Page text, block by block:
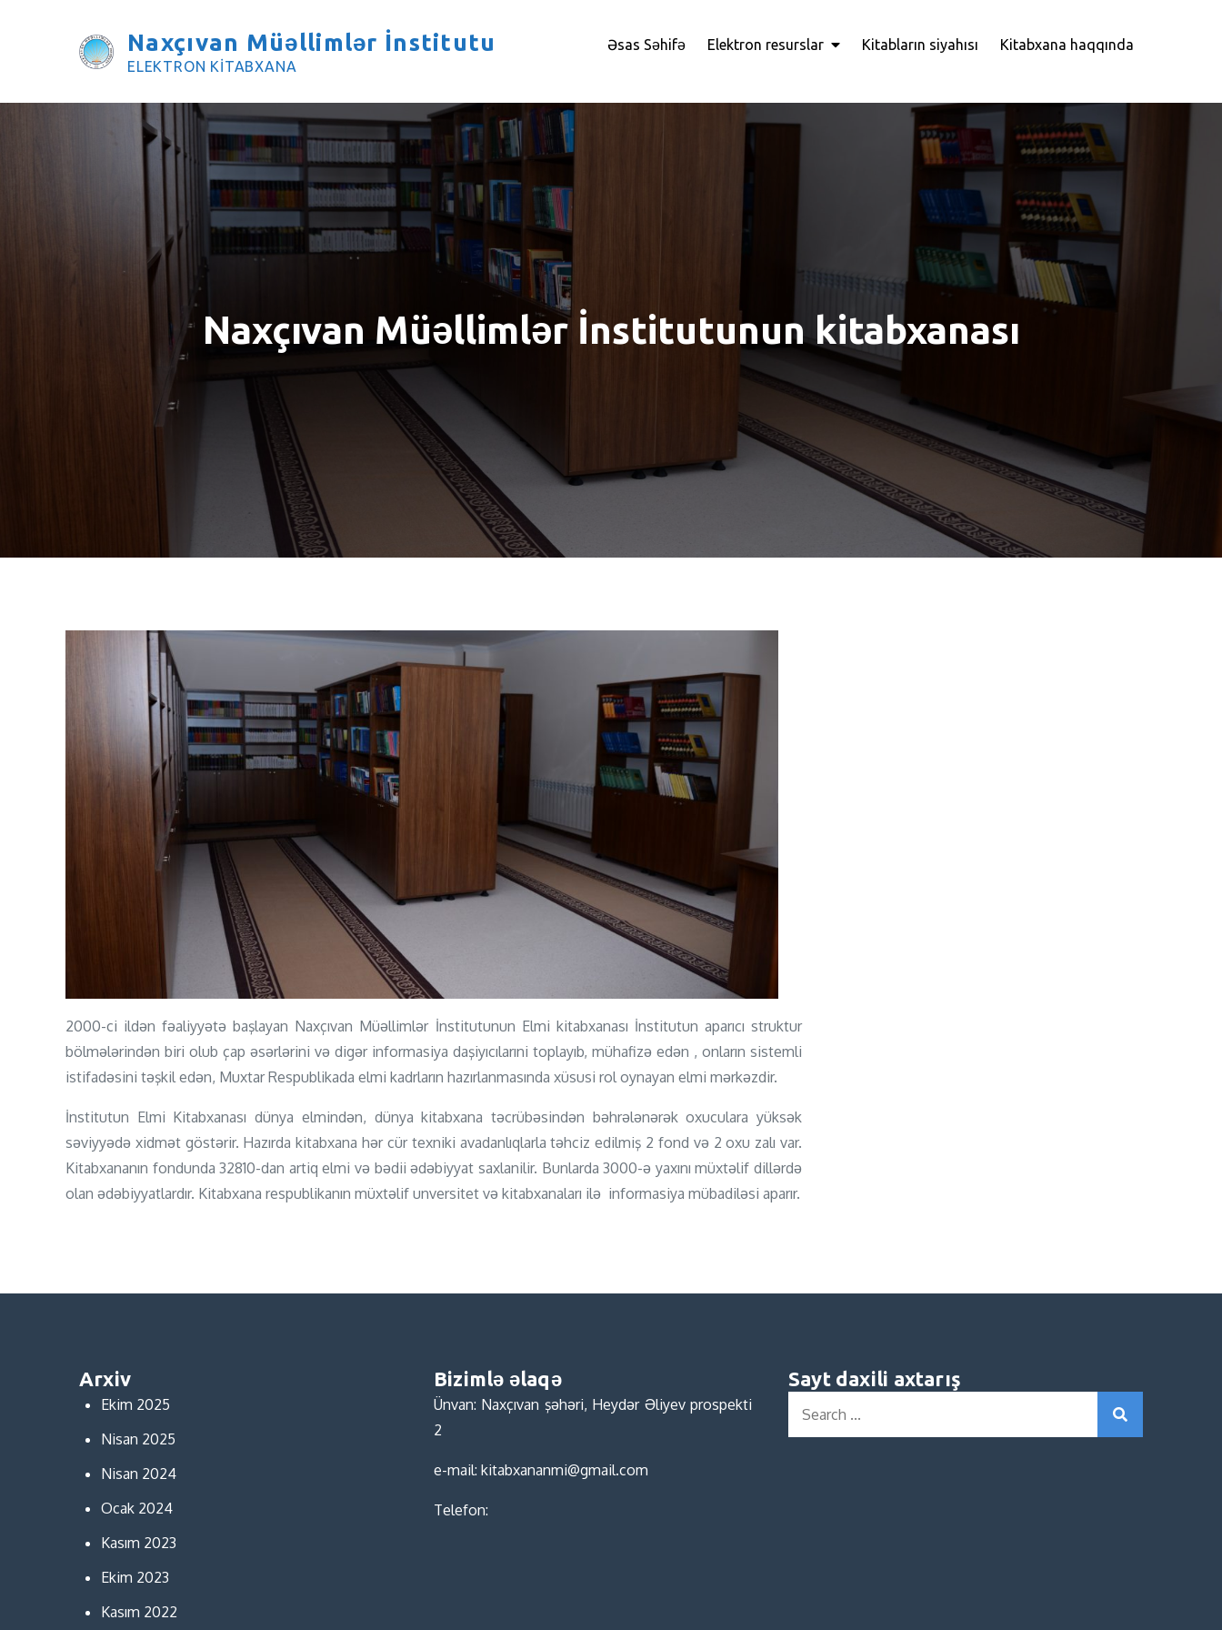
Naxçıvan Müəllimlər İnstitutu
ELEKTRON KİTABXANA
Əsas Səhifə Elektron resurslar Kitabların siyahısı Kitabxana haqqında
Naxçıvan Müəllimlər İnstitutunun kitabxanası
2000-ci ildən fəaliyyətə başlayan Naxçıvan Müəllimlər İnstitutunun Elmi kitabxanası İnstitutun aparıcı struktur
bölmələrindən biri olub çap əsərlərini və digər informasiya daşiyıcılarıni toplayıb, mühafizə edən , onların sistemli
istifadəsini təşkil edən, Muxtar Respublikada elmi kadrların hazırlanmasında xüsusi rol oynayan elmi mərkəzdir.
İnstitutun Elmi Kitabxanası dünya elmindən, dünya kitabxana təcrübəsindən bəhrələnərək oxuculara yüksək
səviyyədə xidmət göstərir. Hazırda kitabxana hər cür texniki avadanlıqlarla təhciz edilmiş 2 fond və 2 oxu zalı var.
Kitabxananın fondunda 32810-dan artiq elmi və bədii ədəbiyyat saxlanilir. Bunlarda 3000-ə yaxını müxtəlif dillərdə
olan ədəbiyyatlardır. Kitabxana respublikanın müxtəlif unversitet və kitabxanaları ilə informasiya mübadiləsi aparır.
Arxiv
Ekim 2025
Nisan 2025
Nisan 2024
Ocak 2024
Kasım 2023
Ekim 2023
Kasım 2022
Bizimlə əlaqə
Ünvan: Naxçıvan şəhəri, Heydər Əliyev prospekti
2
e-mail: kitabxananmi@gmail.com
Telefon:
Sayt daxili axtarış